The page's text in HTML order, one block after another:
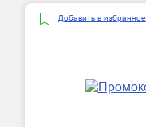
Добавить в избранное